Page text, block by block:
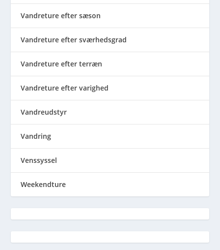
Vandreture efter sæson
Vandreture efter sværhedsgrad
Vandreture efter terræn
Vandreture efter varighed
Vandreudstyr
Vandring
Venssyssel
Weekendture